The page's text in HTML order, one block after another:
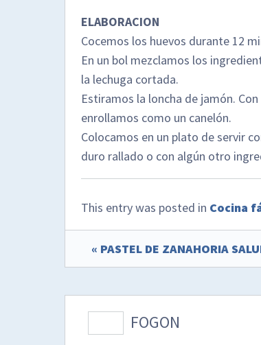
ELABORACION
Cocemos los huevos durante 12
En un bol mezclamos los
la lechuga cortada.
Estiramos la loncha de jamón.
enrollamos como un canelón.
Colocamos en un plato de servir
duro rallado o con algún otro
This entry was posted in Cocina
« PASTEL DE ZANAHORIA
FOGON